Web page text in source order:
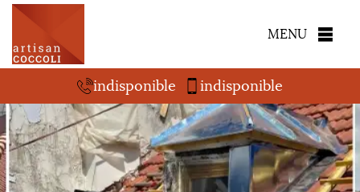
MENU
indisponible indisponible